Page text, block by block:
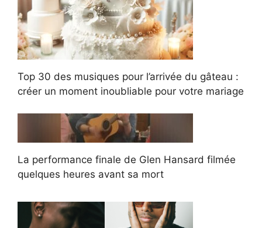
Top 30 des musiques pour l’arrivée du gâteau :
créer un moment inoubliable pour votre mariage
La performance finale de Glen Hansard filmée
quelques heures avant sa mort